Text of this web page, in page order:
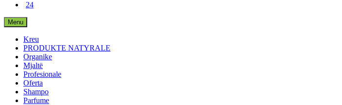
24
Menu
Kreu
PRODUKTE NATYRALE
Organike
Mjaltë
Profesionale
Oferta
Shampo
Parfume